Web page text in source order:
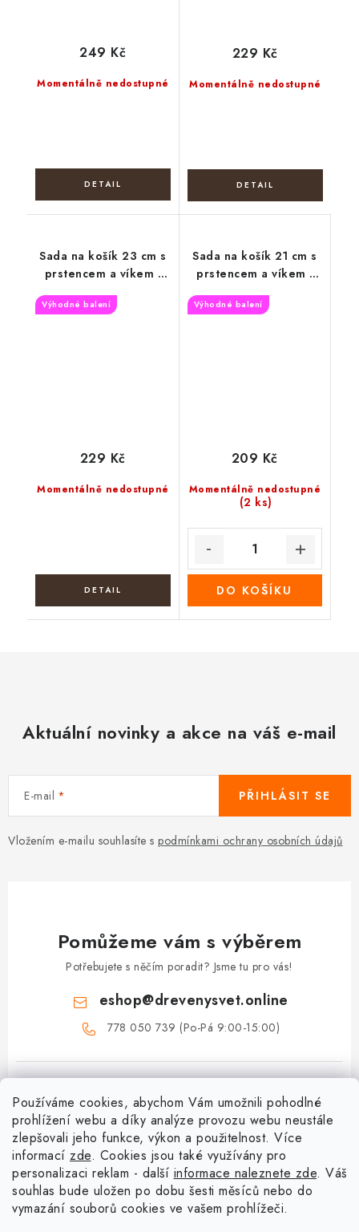
Používáme cookies, abychom Vám umožnili pohodlné
prohlížení webu a díky analýze provozu webu neustále
zlepšovali jeho funkce, výkon a použitelnost. Více
informací zde. Cookies jsou také využívány pro
personalizaci reklam - další informace naleznete zde. Váš
souhlas bude uložen po dobu šesti měsíců nebo do
vymazání souborů cookies ve vašem prohlížeči.
Momentálně nedostupné
249 Kč
Momentálně nedostupné
229 Kč
Sada na košík 23 cm s
prstencem a víkem -
Výhodné balení
Momentálně nedostupné
229 Kč
Sada na košík 21 cm s
prstencem a víkem -
Výhodné balení
Momentálně nedostupné
(2 ks)
209 Kč
DO KOŠÍKU
Aktuální novinky a akce na váš e-mail
E-mail
Vložením e-mailu souhlasíte s podmínkami ochrany osobních údajů
PŘIHLÁSIT SE
Pomůžeme vám s výběrem
Potřebujete s něčím poradit? Jsme tu pro vás!
eshop@drevenysvet.online
778 050 739 (Po-Pá 9:00-15:00)
Menu